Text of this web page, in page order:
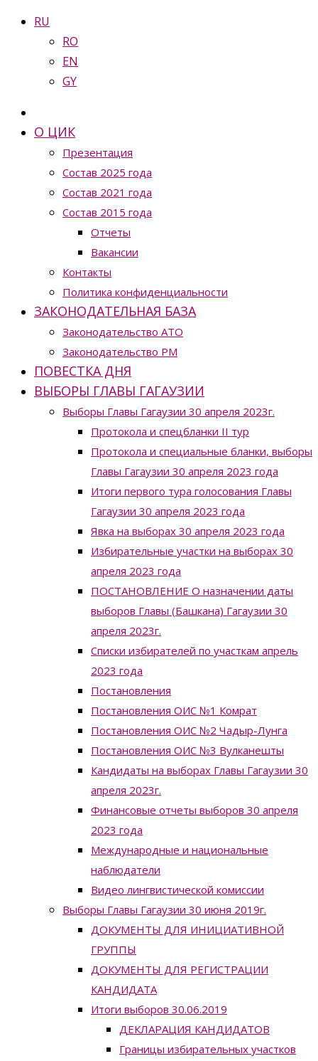
RU
RO
EN
GY
О ЦИК
Презентация
Состав 2025 года
Состав 2021 года
Состав 2015 года
Отчеты
Вакансии
Контакты
Политика конфиденциальности
ЗАКОНОДАТЕЛЬНАЯ БАЗА
Законодательство ATO
Законодательство РМ
ПОВЕСТКА ДНЯ
ВЫБОРЫ ГЛАВЫ ГАГАУЗИИ
Выборы Главы Гагаузии 30 апреля 2023г.
Протокола и спецбланки II тур
Протокола и специальные бланки, выборы
Главы Гагаузии 30 апреля 2023 года
Итоги первого тура голосования Главы
Гагаузии 30 апреля 2023 года
Явка на выборах 30 апреля 2023 года
Избирательные участки на выборах 30
апреля 2023 года
ПОСТАНОВЛЕНИЕ О назначении даты
выборов Главы (Башкана) Гагаузии 30
апреля 2023г.
Списки избирателей по участкам апрель
2023 года
Постановления
Постановления ОИС №1 Комрат
Постановления ОИС №2 Чадыр-Лунга
Постановления ОИС №3 Вулканешты
Кандидаты на выборах Главы Гагаузии 30
апреля 2023г.
Финансовые отчеты выборов 30 апреля
2023 года
Международные и национальные
наблюдатели
Видео лингвистической комиссии
Выборы Главы Гагаузии 30 июня 2019г.
ДОКУМЕНТЫ ДЛЯ ИНИЦИАТИВНОЙ
ГРУППЫ
ДОКУМЕНТЫ ДЛЯ РЕГИСТРАЦИИ
КАНДИДАТА
Итоги выборов 30.06.2019
ДЕКЛАРАЦИЯ КАНДИДАТОВ
Границы избирательных участков